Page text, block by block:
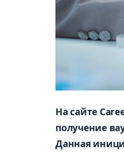
На сайте
получение
Данная